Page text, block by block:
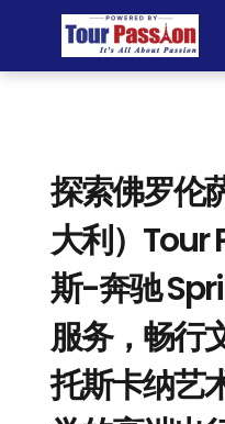
探索佛罗伦
大利）Tour
斯-奔驰
服务，畅行
托斯卡纳艺